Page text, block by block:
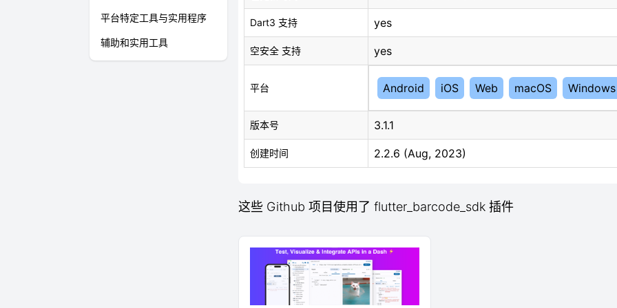
平台特定工具与实用程序
辅助和实用工具
Dart3 支持 yes
空安全 支持 yes
平台 Android iOS Web macOS Windows
版本号 3.1.1
创建时间 2.2.6 (Aug, 2023)
这些 Github 项目使用了 flutter_barcode_sdk 插件